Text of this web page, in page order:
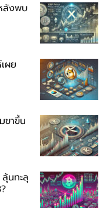
ลังพบ
ผย
ขาขึ้น
นทะลุ